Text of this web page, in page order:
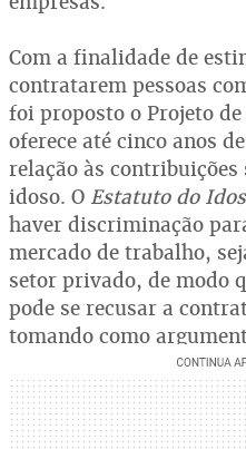
Com a finalidade de
contratarem pessoas
foi proposto o Projeto
oferece até cinco anos
relação às
idoso. O Estatuto do
haver discriminação
mercado de trabalho,
setor privado, de modo
pode se recusar a
tomando como